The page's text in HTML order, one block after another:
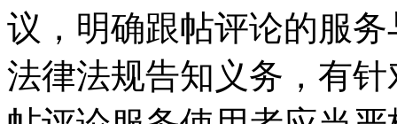
议，明确跟帖评论的服
法律法规告知义务，有